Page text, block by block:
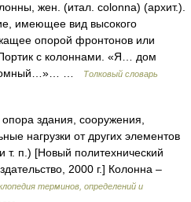
жен. (итал. colonna) (архит.).
имеющее вид высокого
опорой фронтонов или
с колоннами. «Я… дом
…
Толковый словарь
здания, сооружения,
нагрузки от других элементов
т. п.) [Новый политехнический
2000 г.] Колонна –
терминов, определений и